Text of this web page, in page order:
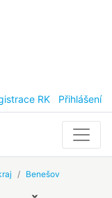
RK Přihlášení
Benešov